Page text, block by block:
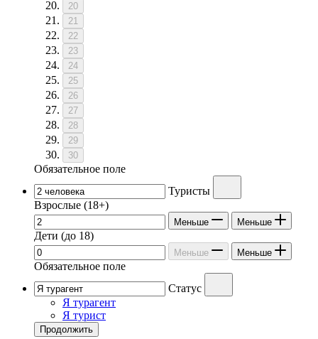
20
21
22
23
24
25
26
27
28
29
30
Обязательное поле
Туристы
Взрослые (18+)
Меньше Меньше
Дети (до 18)
Меньше Меньше
Обязательное поле
Статус
Я турагент
Я турист
Продолжить